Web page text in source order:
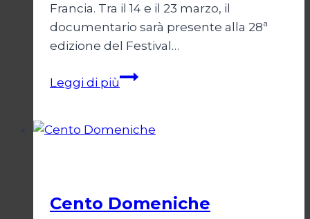
Francia. Tra il 14 e il 23 marzo, il
documentario sarà presente alla 28ª
edizione del Festival…
Leggi di piùLago
storia
Cento Domeniche